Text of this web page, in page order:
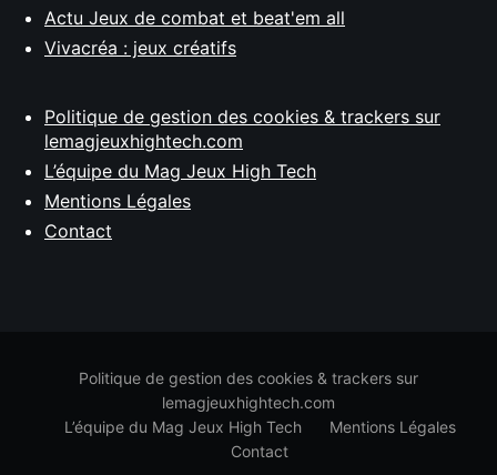
Actu Jeux de combat et beat'em all
Vivacréa : jeux créatifs
Politique de gestion des cookies & trackers sur
lemagjeuxhightech.com
L’équipe du Mag Jeux High Tech
Mentions Légales
Contact
Politique de gestion des cookies & trackers sur
lemagjeuxhightech.com
L’équipe du Mag Jeux High Tech
Mentions Légales
Contact